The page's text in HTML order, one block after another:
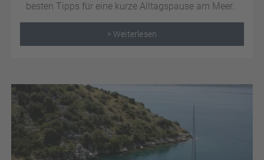
besten Tipps für eine kurze Alltagspause am Meer.
> Weiterlesen